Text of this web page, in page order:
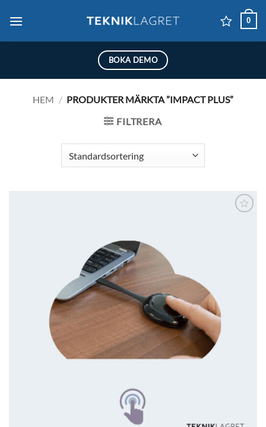
0
BOKA DEMO
HEM / PRODUKTER MÄRKTA ”IMPACT PLUS”
FILTRERA